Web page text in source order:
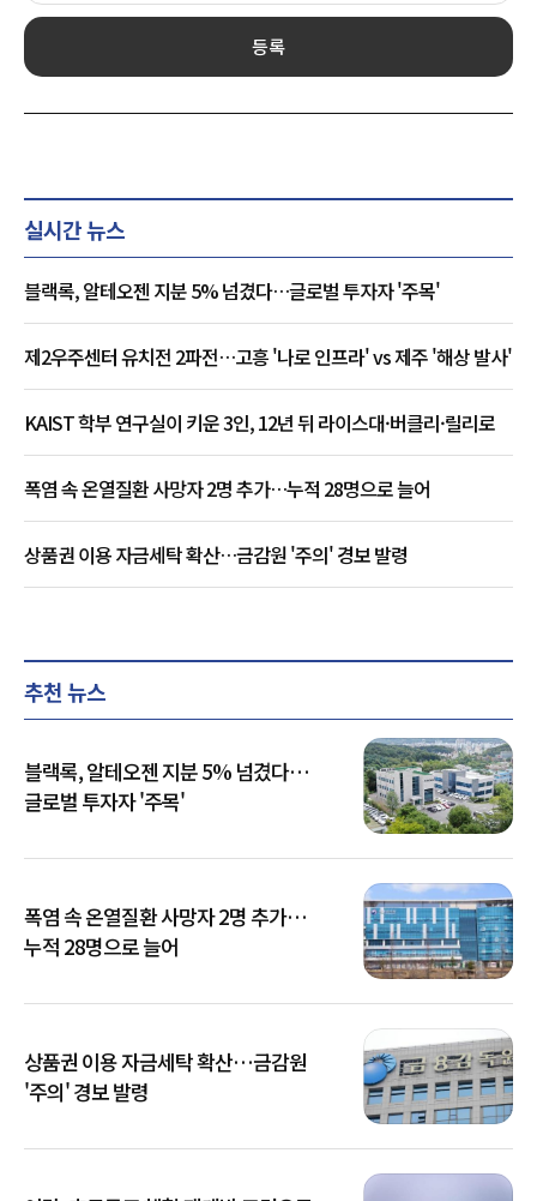
등록
실시간 뉴스
블랙록, 알테오젠 지분 5% 넘겼다…글로벌 투자자 '주목'
제2우주센터 유치전 2파전…고흥 '나로 인프라' vs 제주 '해상 발사'
KAIST 학부 연구실이 키운 3인, 12년 뒤 라이스대·버클리·릴리로
폭염 속 온열질환 사망자 2명 추가…누적 28명으로 늘어
상품권 이용 자금세탁 확산…금감원 '주의' 경보 발령
추천 뉴스
블랙록, 알테오젠 지분 5% 넘겼다…
글로벌 투자자 '주목'
폭염 속 온열질환 사망자 2명 추가…
누적 28명으로 늘어
상품권 이용 자금세탁 확산…금감원
'주의' 경보 발령